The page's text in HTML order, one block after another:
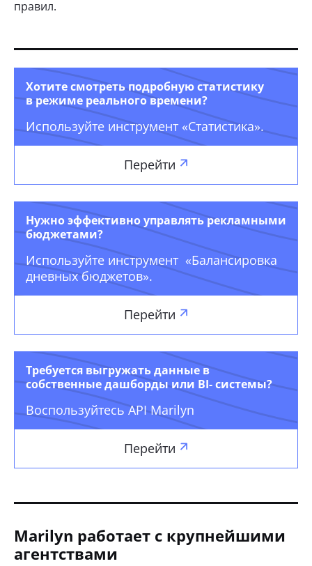
правил.
Хотите смотреть подробную статистику
в режиме реального времени?
Используйте инструмент «Статистика».
Перейти
Нужно эффективно управлять рекламными
бюджетами?
Используйте инструмент «Балансировка
дневных бюджетов».
Перейти
Требуется выгружать данные в
собственные дашборды или BI- системы?
Воспользуйтесь API Marilyn
Перейти
Marilyn работает с крупнейшими
агентствами